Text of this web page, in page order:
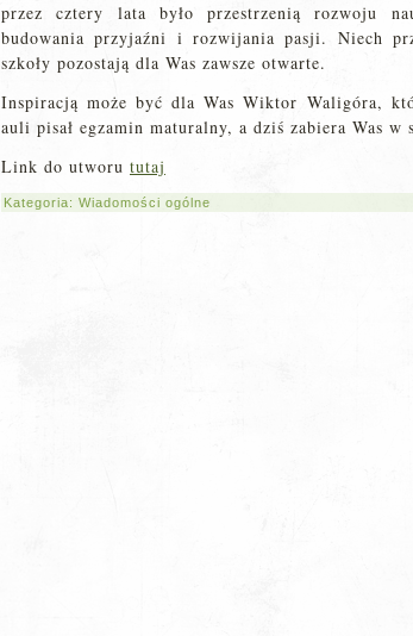
przez cztery lata było przestrzenią rozwoju
budowania przyjaźni i rozwijania pasji. Niech
szkoły pozostają dla Was zawsze otwarte.
Inspiracją może być dla Was Wiktor Waligóra,
auli pisał egzamin maturalny, a dziś zabiera Was w
Link do utworu tutaj
Kategoria: Wiadomości ogólne